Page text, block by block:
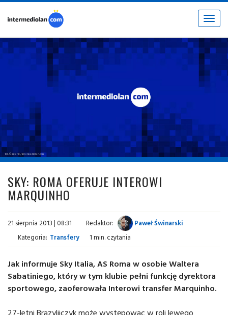
Toggle
fot. © inter.it / intermediolan.com
SKY: ROMA OFERUJE INTEROWI
MARQUINHO
21 sierpnia 2013 | 08:31 Redaktor:
Paweł Świnarski
Kategoria: Transfery 1 min. czytania
Jak informuje Sky Italia, AS Roma w osobie Waltera
Sabatiniego, który w tym klubie pełni funkcję dyrektora
sportowego, zaoferowała Interowi transfer Marquinho.